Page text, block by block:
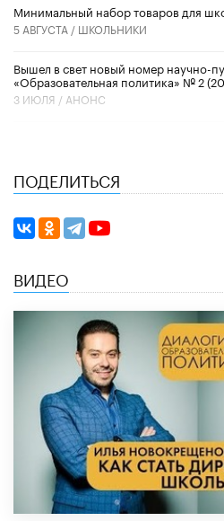
Минимальный набор товаров для
5 АВГУСТА / ШКОЛЬНИКИ
Вышел в свет новый номер научно-
«Образовательная политика» № 2
3 ИЮЛЯ / АНОНС
ПОДЕЛИТЬСЯ
ВИДЕО